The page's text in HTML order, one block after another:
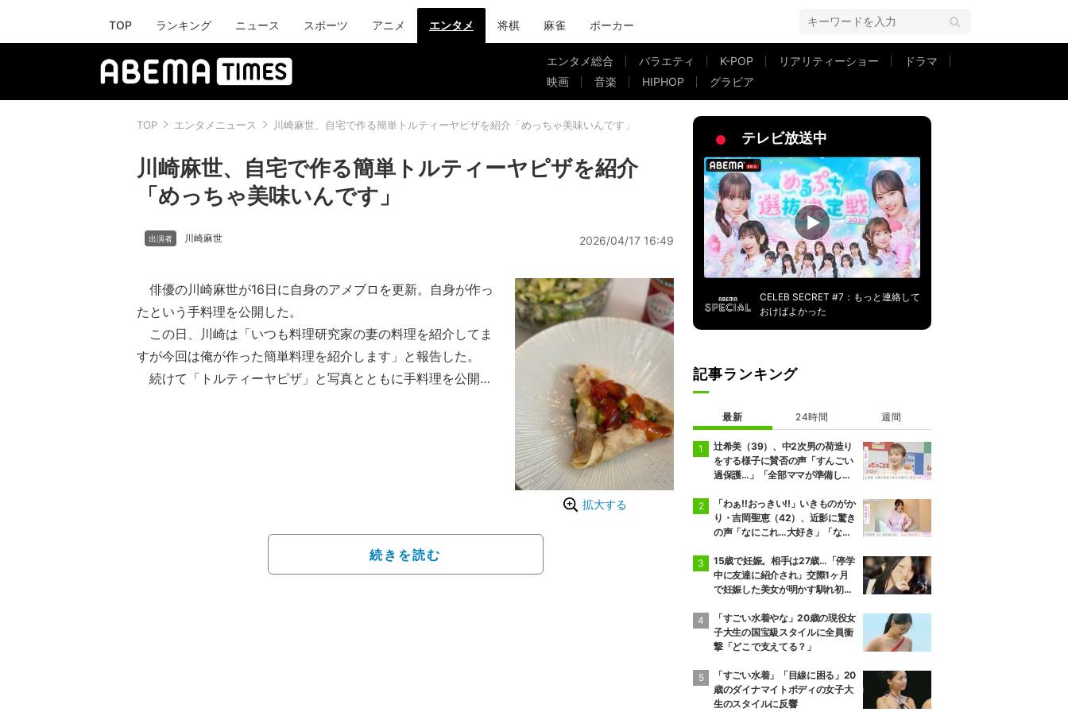
TOP ランキング ニュース スポーツ アニメ エンタメ 将棋 麻雀 ポーカー
エンタメ総合 バラエティ K-POP リアリティーショー
ドラマ
映画
音楽 HIPHOP グラビア
TOP エンタメニュース 川崎麻世、自宅で作る簡単トルティーヤピザを紹介「めっちゃ美味いんです」
川崎麻世、自宅で作る簡単トルティーヤピザを紹介
「めっちゃ美味いんです」
川崎麻世 2026/04/17 16:49
拡大する
俳優の川崎麻世が16日に自身のアメブロを更新。自身が作っ
たという手料理を公開した。
この日、川崎は「いつも料理研究家の妻の料理を紹介してま
すが今回は俺が作った簡単料理を紹介します」と報告した。
続けて「トルティーヤピザ」と写真とともに手料理を公開し
続きを読む
テレビ放送中
CELEB SECRET #7：もっと連絡して
おけばよかった
記事ランキング
最新 24時間 週間
辻希美（39）、中2次男の荷造り
をする様子に賛否の声「すんごい
過保護…」「全部ママが準備して
「わぁ!!おっきい!!」いきものがか
り・吉岡聖恵（42）、近影に驚き
の声「なにこれ…大好き」「なん
15歳で妊娠。相手は27歳…「停学
中に友達に紹介され」交際1ヶ月
で妊娠した美女が明かす馴れ初め
絶句
「すごい水着やな」20歳の現役女
子大生の国宝級スタイルに全員衝
撃「どこで支えてる？」
「すごい水着」「目線に困る」20
歳のダイナマイトボディの女子大
生のスタイルに反響